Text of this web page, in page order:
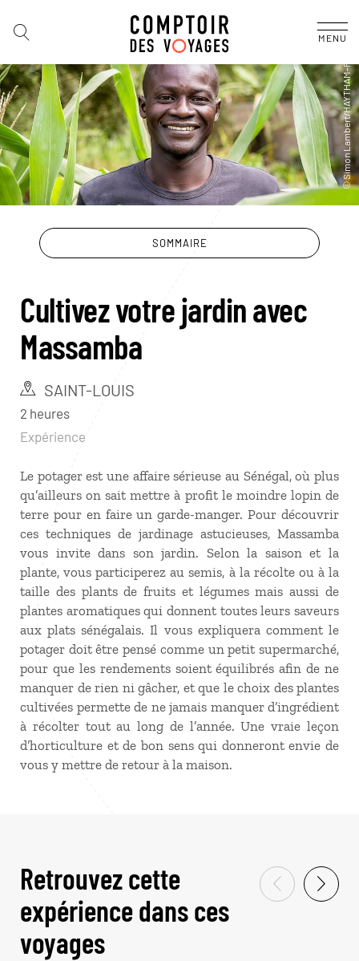
MENU
SOMMAIRE
Cultivez votre jardin avec
Massamba
SAINT-LOUIS
2 heures
Expérience
Le potager est une affaire sérieuse au Sénégal, où plus
qu’ailleurs on sait mettre à profit le moindre lopin de
terre pour en faire un garde-manger. Pour découvrir
ces techniques de jardinage astucieuses, Massamba
vous invite dans son jardin. Selon la saison et la
plante, vous participerez au semis, à la récolte ou à la
taille des plants de fruits et légumes mais aussi de
plantes aromatiques qui donnent toutes leurs saveurs
aux plats sénégalais. Il vous expliquera comment le
potager doit être pensé comme un petit supermarché,
pour que les rendements soient équilibrés afin de ne
manquer de rien ni gâcher, et que le choix des plantes
cultivées permette de ne jamais manquer d’ingrédient
à récolter tout au long de l’année. Une vraie leçon
d’horticulture et de bon sens qui donneront envie de
vous y mettre de retour à la maison.
Retrouvez cette
expérience dans ces
voyages